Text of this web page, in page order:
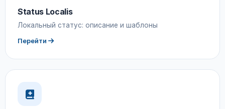
Status Localis
Локальный статус: описание и шаблоны
Перейти